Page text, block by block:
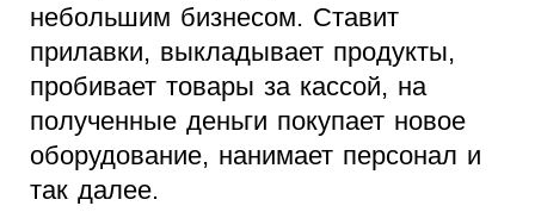
небольшим бизнесом. Ставит
прилавки, выкладывает продукты,
пробивает товары за кассой, на
полученные деньги покупает новое
оборудование, нанимает персонал и
так далее.